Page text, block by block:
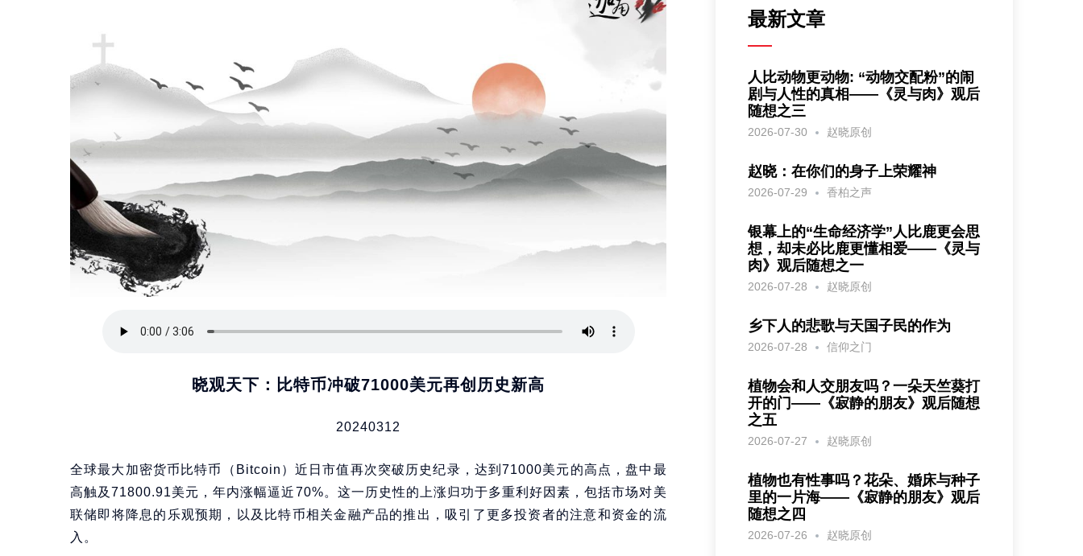
晓观天下：比特币冲破71000美元再创历史新高
20240312
全球最大加密货币比特币（Bitcoin）近日市值再次突破历史纪录，达到71000美元的高点，盘中最
高触及71800.91美元，年内涨幅逼近70%。这一历史性的上涨归功于多重利好因素，包括市场对美
联储即将降息的乐观预期，以及比特币相关金融产品的推出，吸引了更多投资者的注意和资金的流
入。
最新文章
人比动物更动物: “动物交配粉”的闹
剧与人性的真相——《灵与肉》观后
随想之三
2026-07-30 赵晓原创
赵晓：在你们的身子上荣耀神
2026-07-29 香柏之声
银幕上的“生命经济学”人比鹿更会思
想，却未必比鹿更懂相爱——《灵与
肉》观后随想之一
2026-07-28 赵晓原创
乡下人的悲歌与天国子民的作为
2026-07-28 信仰之门
植物会和人交朋友吗？一朵天竺葵打
开的门——《寂静的朋友》观后随想
之五
2026-07-27 赵晓原创
植物也有性事吗？花朵、婚床与种子
里的一片海——《寂静的朋友》观后
随想之四
2026-07-26 赵晓原创